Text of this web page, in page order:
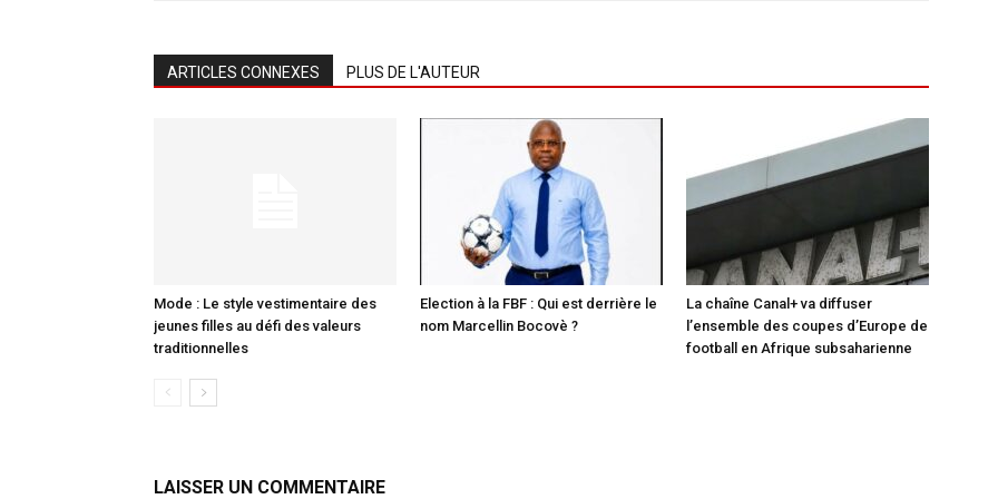
ARTICLES CONNEXES PLUS DE L'AUTEUR
Mode : Le style vestimentaire des
jeunes filles au défi des valeurs
traditionnelles
Election à la FBF : Qui est derrière le
nom Marcellin Bocovè ?
La chaîne Canal+ va diffuser
l’ensemble des coupes d’Europe de
football en Afrique subsaharienne
LAISSER UN COMMENTAIRE